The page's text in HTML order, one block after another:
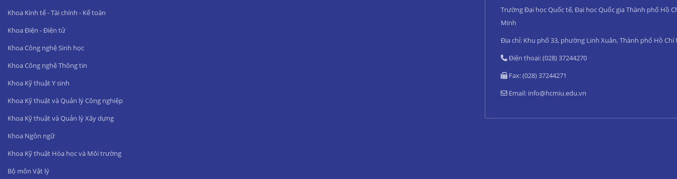
Khoa Kinh tế - Tài chính - Kế toán
Khoa Điện - Điện tử
Khoa Công nghệ Sinh học
Khoa Công nghệ Thông tin
Khoa Kỹ thuật Y sinh
Khoa Kỹ thuật và Quản lý Công nghiệp
Khoa Kỹ thuật và Quản lý Xây dựng
Khoa Ngôn ngữ
Khoa Kỹ thuật Hóa học và Môi trường
Bộ môn Vật lý
Trường Đại học Quốc tế, Đại học Quốc gia Thành phố Hồ
Minh
Địa chỉ: Khu phố 33, phường Linh Xuân, Thành phố Hồ Chí
Điện thoại: (028) 37244270
Fax: (028) 37244271
Email: info@hcmiu.edu.vn